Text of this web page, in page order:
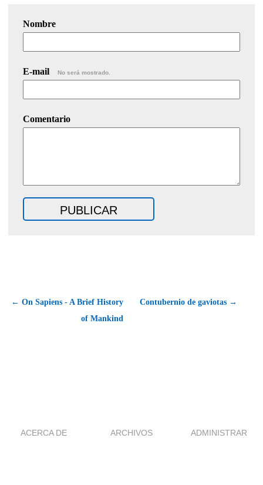
Nombre
E-mail No será mostrado.
Comentario
← On Sapiens - A Brief History
of Mankind
Contubernio de gaviotas →
ACERCA DE ARCHIVOS ADMINISTRAR